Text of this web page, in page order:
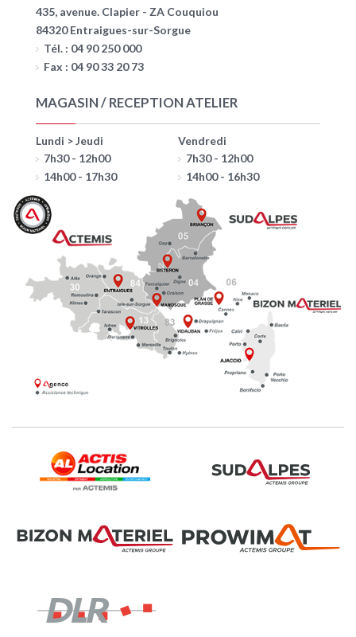
435, avenue. Clapier - ZA Couquiou
84320 Entraigues-sur-Sorgue
Tél. : 04 90 250 000
Fax : 04 90 33 20 73
MAGASIN / RECEPTION ATELIER
Lundi > Jeudi
7h30 - 12h00
14h00 - 17h30
Vendredi
7h30 - 12h00
14h00 - 16h30